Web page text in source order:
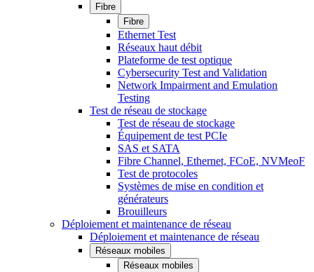
Fibre
Fibre
Ethernet Test
Réseaux haut débit
Plateforme de test optique
Cybersecurity Test and Validation
Network Impairment and Emulation
Testing
Test de réseau de stockage
Test de réseau de stockage
Équipement de test PCIe
SAS et SATA
Fibre Channel, Ethernet, FCoE, NVMeoF
Test de protocoles
Systèmes de mise en condition et
générateurs
Brouilleurs
Déploiement et maintenance de réseau
Déploiement et maintenance de réseau
Réseaux mobiles
Réseaux mobiles